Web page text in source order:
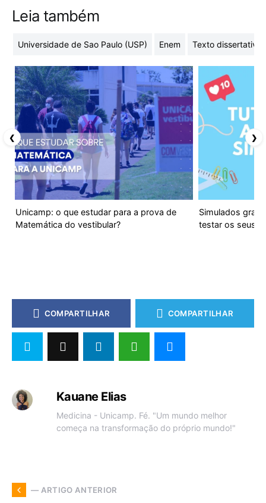
Leia também
Universidade de Sao Paulo (USP) Enem Texto dissertativo
Unicamp: o que estudar para a prova de
Matemática do vestibular?
Simulados
testar os seus
❮ ❯
COMPARTILHAR COMPARTILHAR
Kauane Elias
Medicina - Unicamp. Fé. "Um mundo melhor
começa na transformação do próprio mundo!"
— ARTIGO ANTERIOR